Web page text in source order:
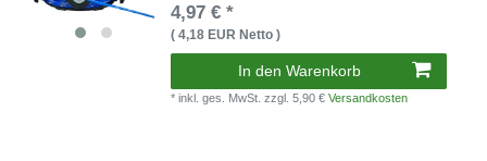
4,97 € *
( 4,18 EUR Netto )
In den Warenkorb
* inkl. ges. MwSt.zzgl. 5,90 €Versandkosten